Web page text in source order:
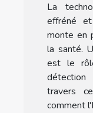
La
effréné
monte en
la santé.
est le
travers
comment